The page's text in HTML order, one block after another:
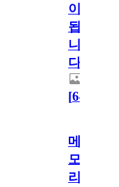
이
됩
니
다.
[64
메
모
리